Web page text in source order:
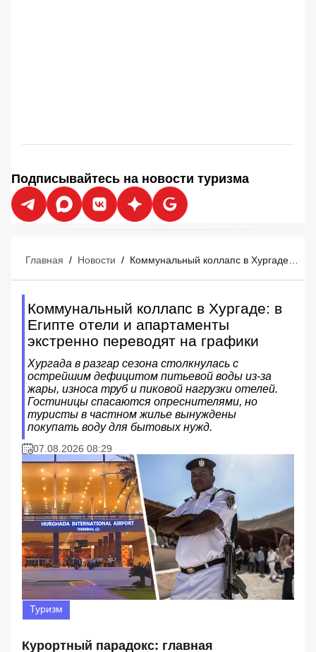
Подписывайтесь на новости туризма
Главная / Новости /
Коммунальный коллапс в Хургаде: в
Египте отели и апартаменты
экстренно переводят на графики
Хургада в разгар сезона столкнулась с
острейшим дефицитом питьевой воды из-за
жары, износа труб и пиковой нагрузки отелей.
Гостиницы спасаются опреснителями, но
туристы в частном жилье вынуждены
покупать воду для бытовых нужд.
07.08.2026 08:29
Туризм
Курортный парадокс: главная